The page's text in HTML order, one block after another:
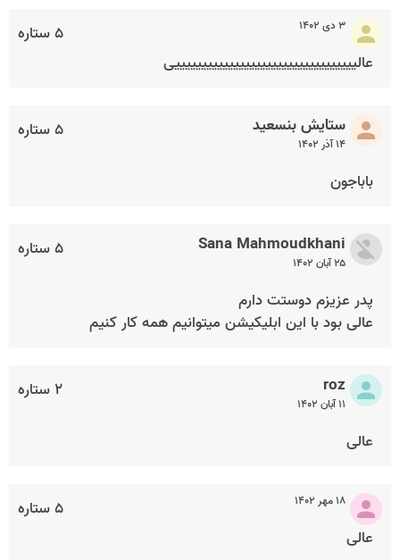
۵ ستاره ۳ دی ۱۴۰۲
عالییییییییییییییییییییییییییییییییییی
۵ ستاره ستایش بنسعید
۱۴ آذر ۱۴۰۲
باباجون
۵ ستاره Sana Mahmoudkhani
۲۵ آبان ۱۴۰۲
پدر عزیزم دوستت دارم
عالی بود با این ابلیکیشن میتوانیم همه کار کنیم
۲ ستاره roz
۱۱ آبان ۱۴۰۲
عالی
۵ ستاره ۱۸ مهر ۱۴۰۲
عالی